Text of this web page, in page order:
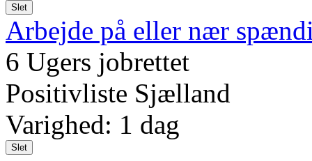
Slet
Arbejde på eller nær
6 Ugers jobrettet
Positivliste Sjælland
Varighed: 1 dag
Slet